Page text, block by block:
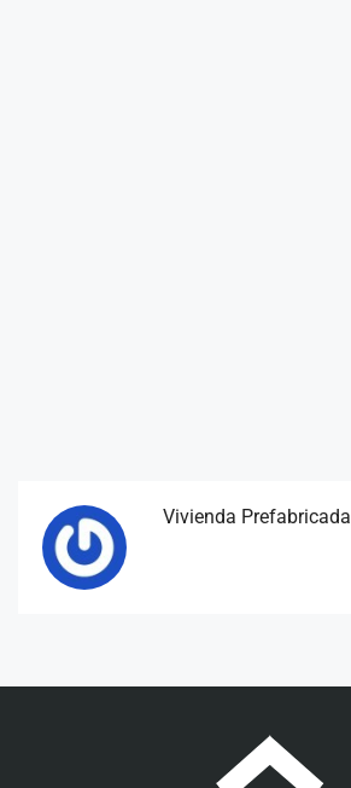
Vivienda Prefabricada